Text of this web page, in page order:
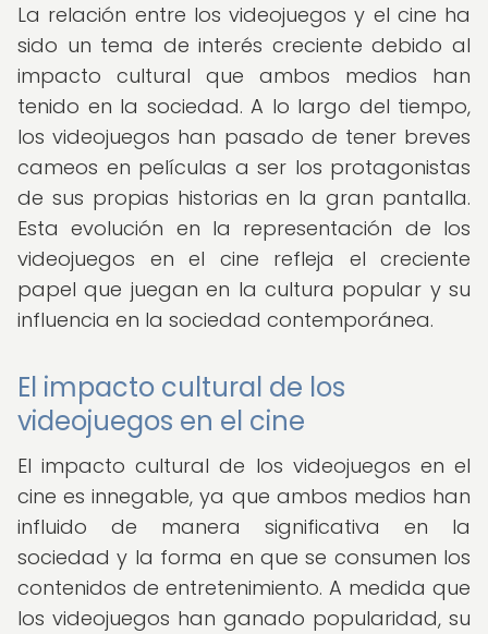
La relación entre los videojuegos y el cine ha
sido un tema de interés creciente debido al
impacto cultural que ambos medios han
tenido en la sociedad. A lo largo del tiempo,
los videojuegos han pasado de tener breves
cameos en películas a ser los protagonistas
de sus propias historias en la gran pantalla.
Esta evolución en la representación de los
videojuegos en el cine refleja el creciente
papel que juegan en la cultura popular y su
influencia en la sociedad contemporánea.
El impacto cultural de los
videojuegos en el cine
El impacto cultural de los videojuegos en el
cine es innegable, ya que ambos medios han
influido de manera significativa en la
sociedad y la forma en que se consumen los
contenidos de entretenimiento. A medida que
los videojuegos han ganado popularidad, su